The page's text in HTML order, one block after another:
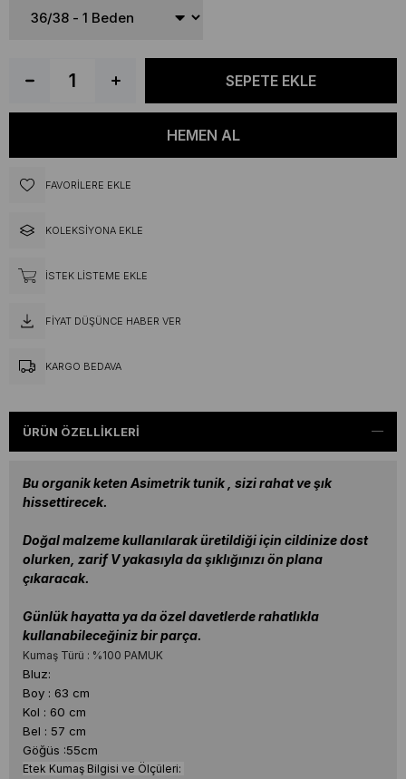
FAVORILERE EKLE
KOLEKSIYONA EKLE
İSTEK LISTEME EKLE
FIYAT DÜŞÜNCE HABER VER
KARGO BEDAVA
ÜRÜN ÖZELLIKLERI
Bu organik keten Asimetrik tunik , sizi rahat ve şık
hissettirecek.
Doğal malzeme kullanılarak üretildiği için cildinize dost
olurken, zarif V yakasıyla da şıklığınızı ön plana
çıkaracak.
Günlük hayatta ya da özel davetlerde rahatlıkla
kullanabileceğiniz bir parça.
Kumaş Türü : %100 PAMUK
Bluz:
Boy : 63 cm
Kol : 60 cm
Bel : 57 cm
Göğüs :55cm
Etek Kumaş Bilgisi ve Ölçüleri: